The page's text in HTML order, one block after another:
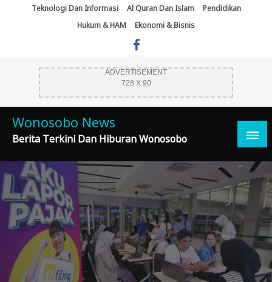
Teknologi Dan Informasi Al Quran Dan Islam
Pendidikan
Hukum & HAM
Ekonomi & Bisnis
ADVERTISEMENT
728 X 90
Wonosobo News
Berita Terkini Dan Hiburan Wonosobo